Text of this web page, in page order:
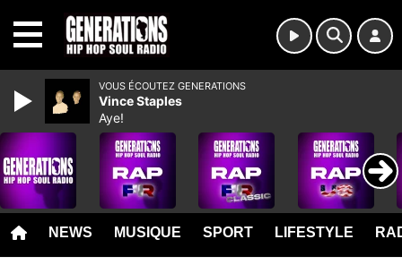
NEWS MUSIQUE SPORT LIFESTYLE
VOUS ÉCOUTEZ GENERATIONS
Vince Staples
Aye!